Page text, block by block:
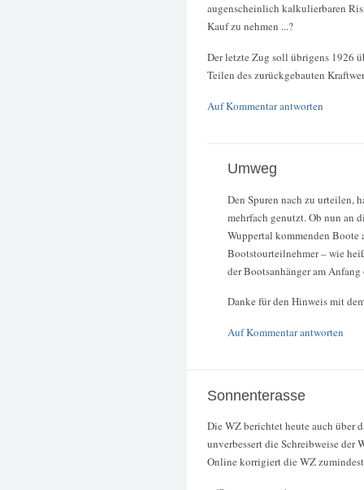
augenscheinlich kalkulierbaren
Kauf zu nehmen ...?
Der letzte Zug soll übrigens 1926
Teilen des zurückgebauten
Auf Kommentar antworten
Umweg
Den Spuren nach zu urteilen,
mehrfach genutzt. Ob nun an
Wuppertal kommenden Boote
Bootstourteilnehmer – wie
der Bootsanhänger am
Danke für den Hinweis mit
Auf Kommentar antworten
Sonnenterasse
Die WZ berichtet heute auch über
unverbessert die Schreibweise der
Online korrigiert die WZ